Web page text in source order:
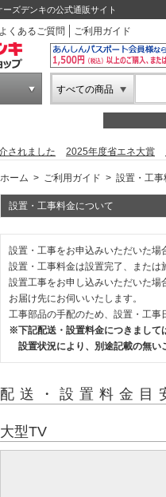
ズデンキの公式通販サイト
よくあるご質問 ご利用ガイド
すべての商品
されました 2025年度省エネ大賞
ホーム > ご利用ガイド > 設置・工事
設置・工事料金について
設置・工事をお申込みいただいた場
設置・工事料金は設置完了、または
設置工事をお申し込みいただいた
お届け先にお伺いいたします。
工事部品の手配のため、設置・工事
※下記配送・設置料金につきまして
設置状況により、別途記載の無い
配送・設置料金目
大型TV